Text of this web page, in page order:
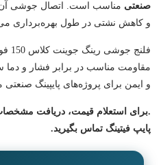
صنعتی مناسب است. اتصال جوشی آن
و کاهش نشتی در طول بهره‌برداری
مقاومت مناسب در برابر فشار و دما
و ایمن برای پروژه‌های پایپینگ
.برای استعلام قیمت، دریافت
پایپ فیتینگ تماس بگیرید.